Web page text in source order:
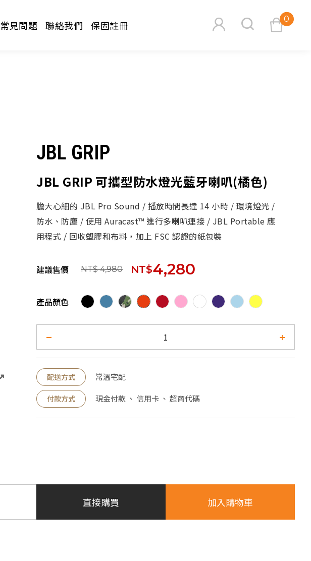
0
常見問題 聯絡我們 保固註冊
JBL GRIP
JBL GRIP 可攜型防水燈光藍牙喇叭(橘色)
膽大心細的 JBL Pro Sound / 播放時間長達 14 小時 / 環境燈光 /
防水、防塵 / 使用 Auracast™ 進行多喇叭連接 / JBL Portable 應
用程式 / 回收塑膠和布料，加上 FSC 認證的紙包裝
建議售價 NT$ 4,980 NT$4,280
產品顏色
配送方式 常溫宅配
付款方式 現金付款 、 信用卡 、 超商代碼
直接購買 加入購物車